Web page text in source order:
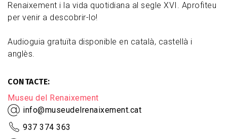
Renaixement i la vida quotidiana al segle XVI. Aprofiteu
per venir a descobrir-lo!
Audioguia gratuïta disponible en català, castellà i
anglès.
CONTACTE
Museu del Renaixement
info@museudelrenaixement.cat
937 374 363